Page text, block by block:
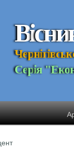
Вісни
Чернігівськ
Серія "Еко